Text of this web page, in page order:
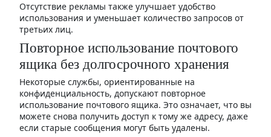
Отсутствие рекламы также улучшает удобство
использования и уменьшает количество запросов от
третьих лиц.
Повторное использование почтового
ящика без долгосрочного хранения
Некоторые службы, ориентированные на
конфиденциальность, допускают повторное
использование почтового ящика. Это означает, что вы
можете снова получить доступ к тому же адресу, даже
если старые сообщения могут быть удалены.